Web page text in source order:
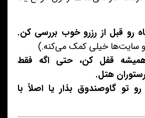
رو قبل از رزرو خوب بررسی کن.
سایت‌ها خیلی کمک می‌کنه.)
قفل کن، حتی اگه فقط
هتل.
تو گاوصندوق بذار یا اصلاً با